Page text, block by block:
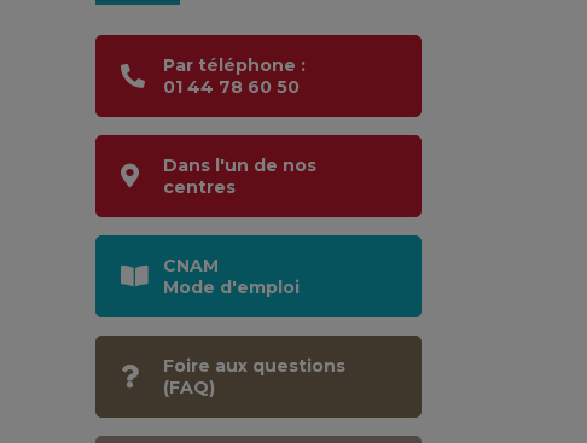
Par téléphone :
01 44 78 60 50
Dans l'un de nos
centres
CNAM
Mode d'emploi
Foire aux questions
(FAQ)